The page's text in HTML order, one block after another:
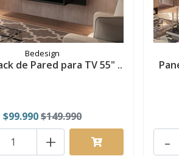
Bedesign
de Pared para TV 55" ..
$99.990$149.990
+ -